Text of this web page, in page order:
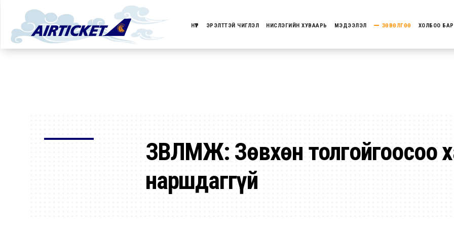
НҮҮР ЭРЭЛТТЭЙ ЧИГЛЭЛ НИСЛЭГИЙН ХУВААРЬ МЭДЭЭЛЭЛ ЗӨВӨЛГӨӨ ХОЛБОО
ЗӨВЛӨМЖ: Зөвхөн толгойгоосоо
наршдаггүй